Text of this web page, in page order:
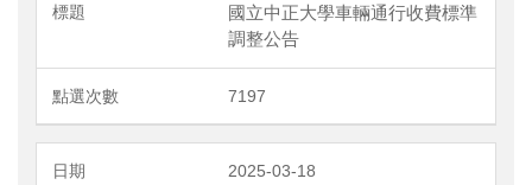
國立中正大學車輛通行收費標準
調整公告
7197
2025-03-18